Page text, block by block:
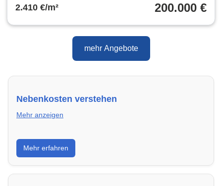
2.410 €/m² 200.000 €
mehr Angebote
Nebenkosten verstehen
Mehr anzeigen
Erfahre, welche Nebenkosten rechtmäßig sind und
wie du deine monatliche Belastung optimieren
kannst.
Mehr erfahren